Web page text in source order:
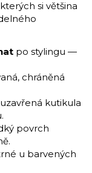
si většina
po stylingu —
chráněná
kutikula
povrch
u barvených